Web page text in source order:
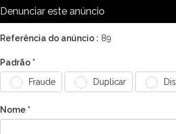
Denunciar este anúncio
Referência do anúncio : 89
Padrão *
Fraude
Duplicar
Nome *